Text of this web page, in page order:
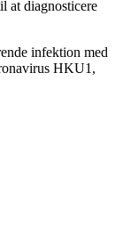
at diagnosticere
infektion med
HKU1,